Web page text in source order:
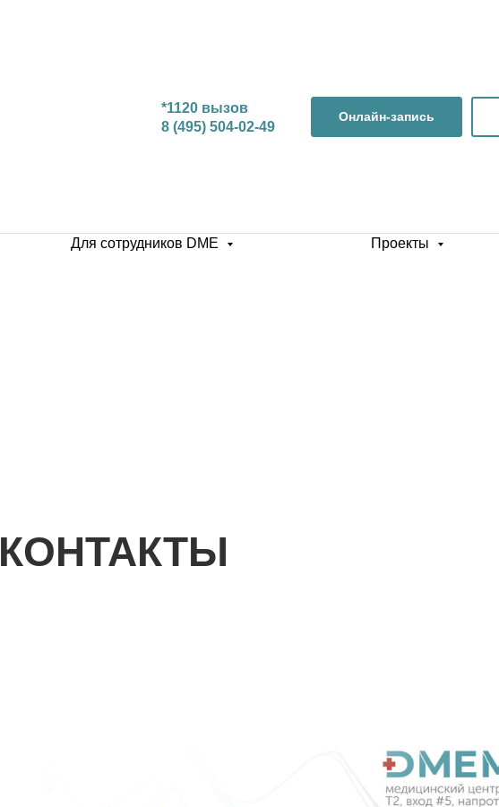
*1120 вызов
8 (495) 504-02-49
Онлайн-запись
Для сотрудников DME Проекты
КОНТАКТЫ